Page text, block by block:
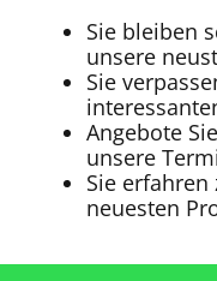
Sie bleiben
unsere
Sie
Angebote
unsere
Sie
neuesten